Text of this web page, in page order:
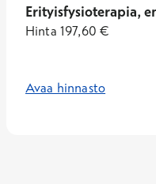
Erityisfysioterapia,
Hinta 197,60 €
Avaa hinnasto